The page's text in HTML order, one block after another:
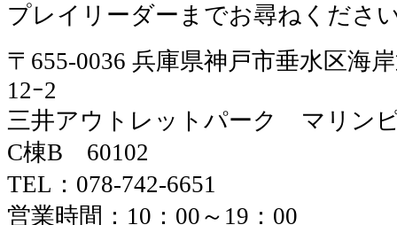
プレイリーダーまでお尋ねくださ
〒655-0036 兵庫県神戸市垂水区海
12ｰ2
三井アウトレットパーク マリン
C棟B 60102
TEL：078-742-6651
営業時間：10：00～19：00